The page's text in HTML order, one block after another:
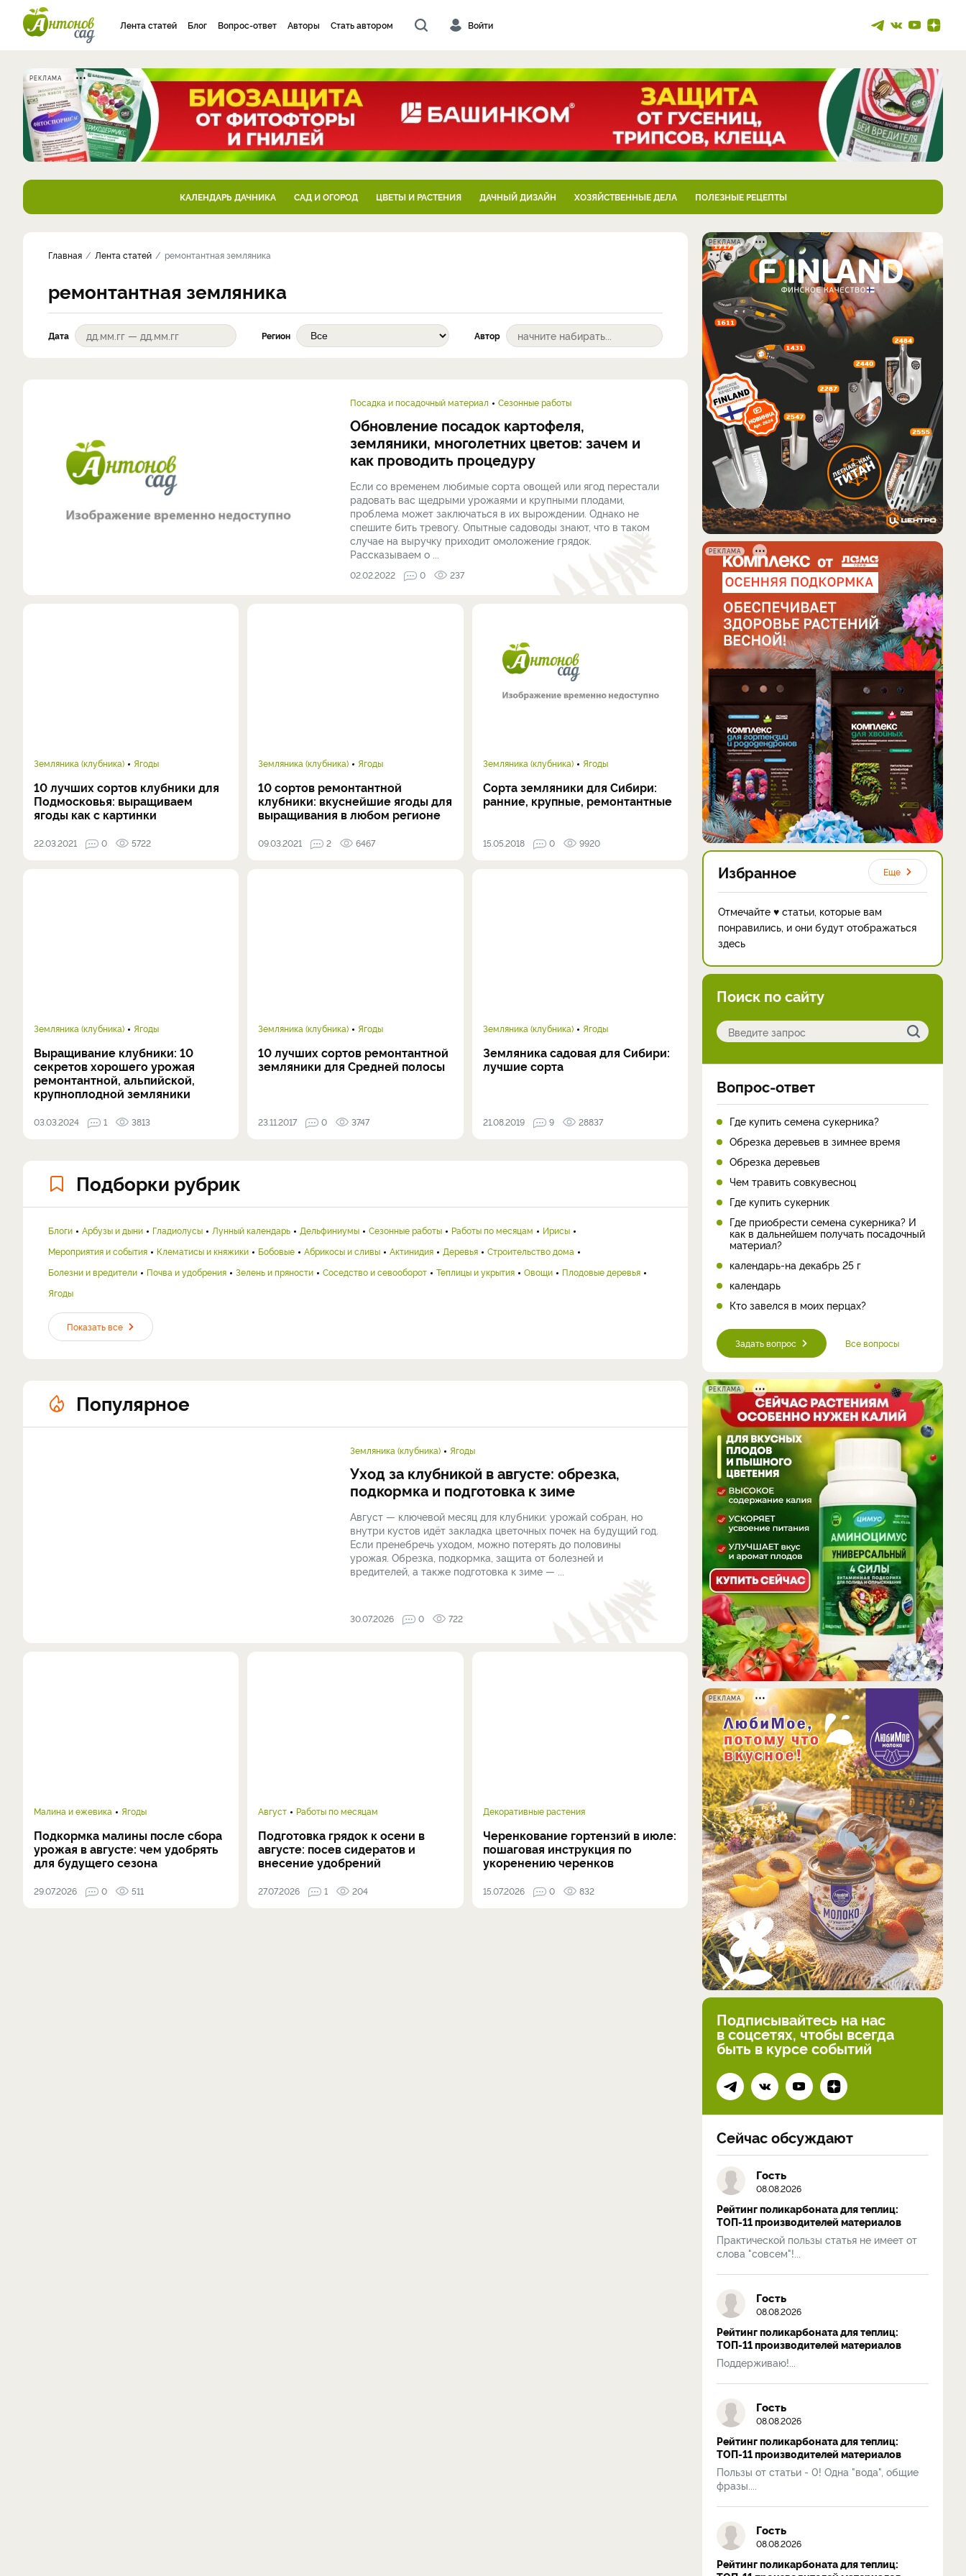
Лента статей Блог Вопрос-ответ Авторы Стать автором Войти
РЕКЛАМА
КАЛЕНДАРЬ ДАЧНИКА САД И ОГОРОД ЦВЕТЫ И РАСТЕНИЯ ДАЧНЫЙ ДИЗАЙН ХОЗЯЙСТВЕННЫЕ ДЕЛА ПОЛЕЗНЫЕ РЕЦЕПТЫ
Главная Лента статей ремонтантная земляника
ремонтантная земляника
Дата Регион Автор
Посадка и посадочный материал Сезонные работы
Обновление посадок картофеля,
земляники, многолетних цветов: зачем и
как проводить процедуру
Если со временем любимые сорта овощей или ягод перестали
радовать вас щедрыми урожаями и крупными плодами,
проблема может заключаться в их вырождении. Однако не
спешите бить тревогу. Опытные садоводы знают, что в таком
случае на выручку приходит омоложение грядок.
Рассказываем о ...
02.02.2022 0 237
Земляника (клубника) Ягоды
10 лучших сортов клубники для
Подмосковья: выращиваем
ягоды как с картинки
22.03.2021 0 5722
Земляника (клубника) Ягоды
10 сортов ремонтантной
клубники: вкуснейшие ягоды для
выращивания в любом регионе
09.03.2021 2 6467
Земляника (клубника) Ягоды
Сорта земляники для Сибири:
ранние, крупные, ремонтантные
15.05.2018 0 9920
Земляника (клубника) Ягоды
Выращивание клубники: 10
секретов хорошего урожая
ремонтантной, альпийской,
крупноплодной земляники
03.03.2024 1 3813
Земляника (клубника) Ягоды
10 лучших сортов ремонтантной
земляники для Средней полосы
23.11.2017 0 3747
Земляника (клубника) Ягоды
Земляника садовая для Сибири:
лучшие сорта
21.08.2019 9 28837
Подборки рубрик
Блоги Арбузы и дыни Гладиолусы Лунный календарь Дельфиниумы Сезонные работы Работы по месяцам
Ирисы
Мероприятия и события
Клематисы и княжики Бобовые Абрикосы и сливы Актинидия Деревья
Строительство дома
Болезни и вредители
Почва и удобрения Зелень и пряности Соседство и севооборот Теплицы и укрытия Овощи
Плодовые деревья
Ягоды
Показать все
Популярное
Земляника (клубника) Ягоды
Уход за клубникой в августе: обрезка,
подкормка и подготовка к зиме
Август — ключевой месяц для клубники: урожай собран, но
внутри кустов идёт закладка цветочных почек на будущий год.
Если пренебречь уходом, можно потерять до половины
урожая. Обрезка, подкормка, защита от болезней и
вредителей, а также подготовка к зиме — ...
30.07.2026 0 722
Малина и ежевика Ягоды
Подкормка малины после сбора
урожая в августе: чем удобрять
для будущего сезона
29.07.2026 0 511
Август Работы по месяцам
Подготовка грядок к осени в
августе: посев сидератов и
внесение удобрений
27.07.2026 1 204
Декоративные растения
Черенкование гортензий в июле:
пошаговая инструкция по
укоренению черенков
15.07.2026 0 832
РЕКЛАМА
РЕКЛАМА
Избранное Еще
Отмечайте ♥ статьи, которые вам
понравились, и они будут отображаться
здесь
Поиск по сайту
Вопрос-ответ
Где купить семена сукерника?
Обрезка деревьев в зимнее время
Обрезка деревьев
Чем травить совкувесноц
Где купить сукерник
Где приобрести семена сукерника? И
как в дальнейшем получать посадочный
материал?
календарь-на декабрь 25 г
календарь
Кто завелся в моих перцах?
Задать вопрос Все вопросы
РЕКЛАМА
РЕКЛАМА
Подписывайтесь на нас
в соцсетях, чтобы всегда
быть в курсе событий
Сейчас обсуждают
Гость
08.08.2026
Рейтинг поликарбоната для теплиц:
ТОП-11 производителей материалов
Практической пользы статья не имеет от
слова "совсем"!...
Гость
08.08.2026
Рейтинг поликарбоната для теплиц:
ТОП-11 производителей материалов
Поддерживаю!...
Гость
08.08.2026
Рейтинг поликарбоната для теплиц:
ТОП-11 производителей материалов
Пользы от статьи - 0! Одна "вода", общие
фразы....
Гость
08.08.2026
Рейтинг поликарбоната для теплиц: